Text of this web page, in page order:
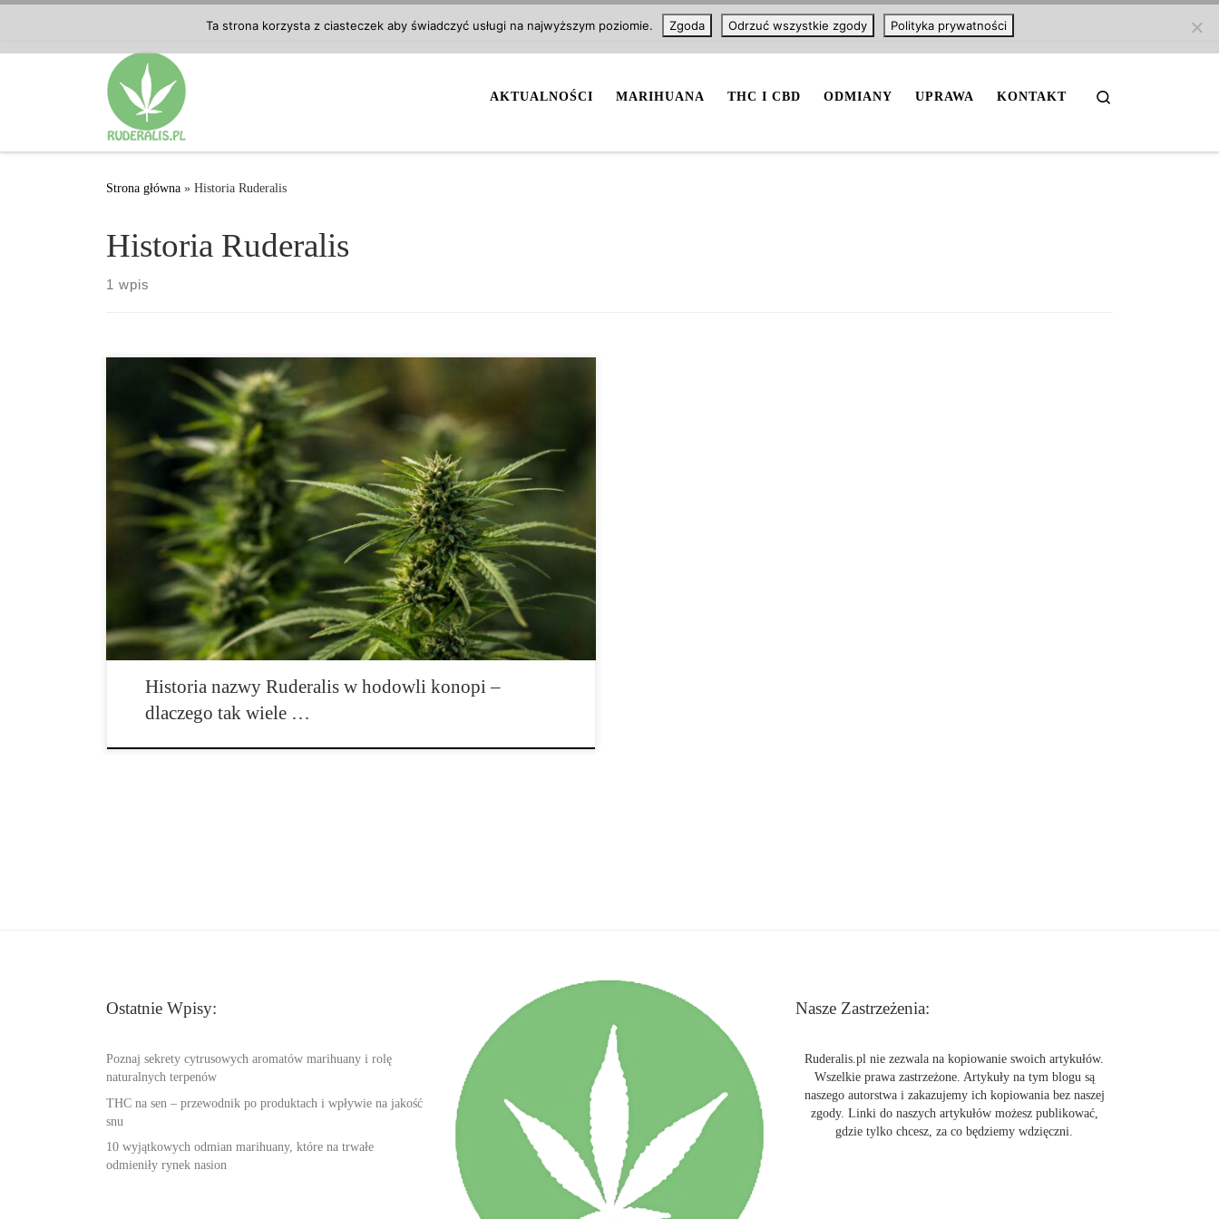
AKTUALNOŚCI MARIHUANA THC I CBD ODMIANY UPRAWA KONTAKT
Strona główna » Historia Ruderalis
Historia Ruderalis
1 wpis
Wprowadzenie Niewiele nazw w świecie konopi zrobiło tak dużą karierę jak Ruderalis.
Dzisiaj można ją znaleźć w nazwach dziesiątek odmian, opisach genetyki, materiałach
edukacyjnych oraz katalogach praktycznie każdego większego banku nasion. Dla
jednych jest synonimem odporności, dla innych kojarzy się przede wszystkim z
autofloweringiem. W rzeczywistości historia ruderalisów jest znacznie […]
Historia nazwy Ruderalis w hodowli konopi –
dlaczego tak wiele …
Ostatnie Wpisy:
Poznaj sekrety cytrusowych aromatów marihuany i rolę
naturalnych terpenów
THC na sen – przewodnik po produktach i wpływie na jakość
snu
10 wyjątkowych odmian marihuany, które na trwałe
odmieniły rynek nasion
Nasze Zastrzeżenia:
Ruderalis.pl nie zezwala na kopiowanie swoich artykułów.
Wszelkie prawa zastrzeżone. Artykuły na tym blogu są
naszego autorstwa i zakazujemy ich kopiowania bez naszej
zgody. Linki do naszych artykułów możesz publikować,
gdzie tylko chcesz, za co będziemy wdzięczni.
Ta strona korzysta z ciasteczek aby świadczyć usługi na najwyższym poziomie. Zgoda Odrzuć wszystkie zgody Polityka prywatności